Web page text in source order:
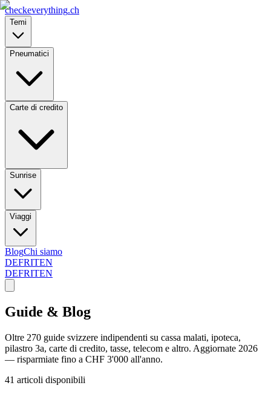
checkeverything.ch
Temi
Pneumatici
Carte di credito
Sunrise
Viaggi
BlogChi siamo
DEFRITEN
DEFRITEN
Guide & Blog
Oltre 270 guide svizzere indipendenti su cassa malati, ipoteca,
pilastro 3a, carte di credito, tasse, telecom e altro. Aggiornate 2026
— risparmiate fino a CHF 3'000 all'anno.
41 articoli disponibili